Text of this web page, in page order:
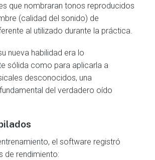
que nombraran tonos reproducidos
(calidad del sonido) de
al utilizado durante la práctica.
nueva habilidad era lo
sólida como para aplicarla a
desconocidos, una
del verdadero oído
el software registró
de rendimiento: